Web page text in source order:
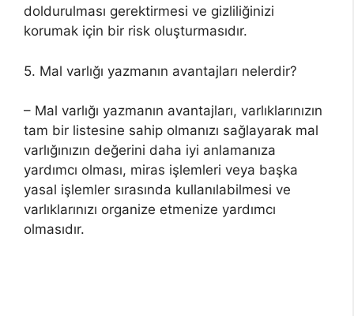
doldurulması gerektirmesi ve gizliliğinizi
korumak için bir risk oluşturmasıdır.
5. Mal varlığı yazmanın avantajları nelerdir?
– Mal varlığı yazmanın avantajları, varlıklarınızın
tam bir listesine sahip olmanızı sağlayarak mal
varlığınızın değerini daha iyi anlamanıza
yardımcı olması, miras işlemleri veya başka
yasal işlemler sırasında kullanılabilmesi ve
varlıklarınızı organize etmenize yardımcı
olmasıdır.